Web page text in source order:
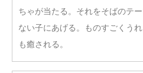
ちゃが当たる。それをそばのテ
ない子にあげる。ものすごくう
も癒される。